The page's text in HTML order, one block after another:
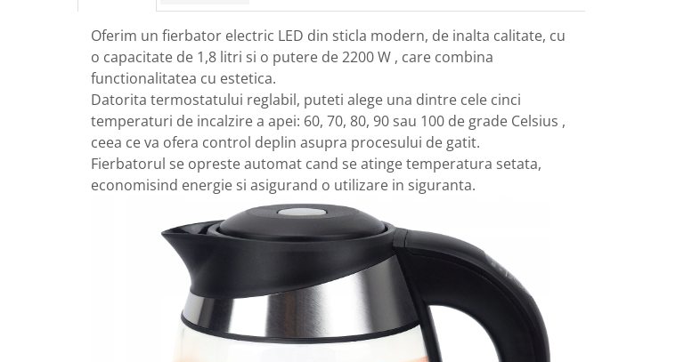
Scule Pneumatice
Suport motocicleta
Tunuri de caldura si aeroteme
Oferim un fierbator electric LED din sticla modern, de inalta calitate, cu
o capacitate de 1,8 litri si o putere de 2200 W , care combina
functionalitatea cu estetica.
Datorita termostatului reglabil, puteti alege una dintre cele cinci
temperaturi de incalzire a apei: 60, 70, 80, 90 sau 100 de grade Celsius ,
ceea ce va ofera control deplin asupra procesului de gatit.
Fierbatorul se opreste automat cand se atinge temperatura setata,
economisind energie si asigurand o utilizare in siguranta.